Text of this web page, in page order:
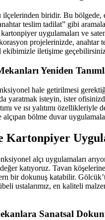
biridir. Bu bölgede,
teslim tadilat” gibi
uygulamaları ve
projelerinizde,
ekibimizle iletişime
Yeniden
hale getirilmesi
yaratmak isteyin, ister
ve ısı yalıtımı
bölme duvar
Kartonpiyer
alçı uygulamaları
katıyoruz. Tavan
bir dokunuş katabilir.
ustalarımız, en kaliteli
Sanatsal